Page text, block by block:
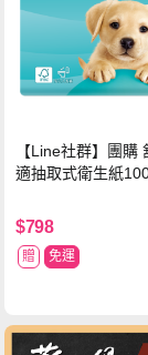
【Line社群】團購
適抽取式衛生紙
$798
贈 免運